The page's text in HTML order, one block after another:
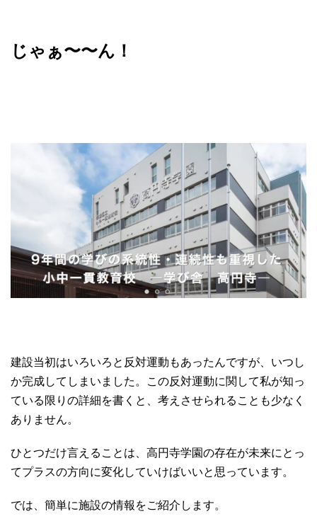
じゃぁ〜〜ん！
建設当初はいろいろと反対運動もあったんですが、いつし
か完成してしまいました。この反対運動に関して私が知っ
ている限りの詳細を書くと、考えさせられることも少なく
ありません。
ひとつだけ言えることは、高円寺学園の存在が未来にとっ
てプラスの方向に変化していけばいいと思っています。
では、簡単に施設の情報をご紹介します。